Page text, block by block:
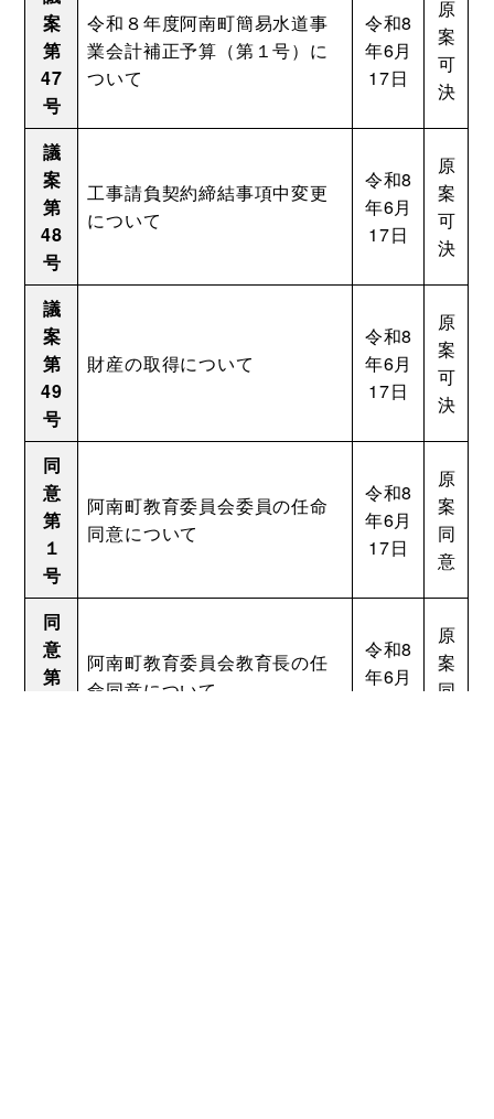
案
第
47
号
令和８年度阿南町簡易水道事
業会計補正予算（第１号）に
ついて
令和8
年6月
17日
原
案
可
決
議
案
第
48
号
工事請負契約締結事項中変更
について
令和8
年6月
17日
原
案
可
決
議
案
第
49
号
財産の取得について
令和8
年6月
17日
原
案
可
決
同
意
第
１
号
阿南町教育委員会委員の任命
同意について
令和8
年6月
17日
原
案
同
意
同
意
第
阿南町教育委員会教育長の任
命同意について
令和8
年6月
原
案
同